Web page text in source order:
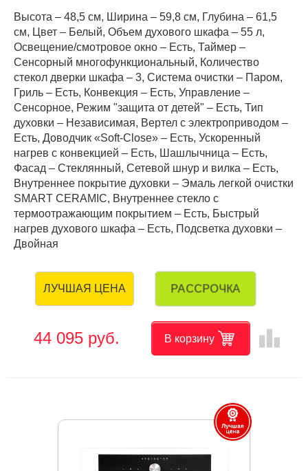
Высота – 48,5 см, Ширина – 59,8 см, Глубина – 61,5
см, Цвет – Белый, Объем духового шкафа – 55 л,
Освещение/смотровое окно – Есть, Таймер –
Сенсорный многофункциональный, Количество
стекол дверки шкафа – 3, Система очистки – Паром,
Гриль – Есть, Конвекция – Есть, Управление –
Сенсорное, Режим "защита от детей" – Есть, Тип
духовки – Независимая, Вертел с электроприводом –
Есть, Доводчик «Soft-Close» – Есть, Ускоренный
нагрев с конвекцией – Есть, Шашлычница – Есть,
Фасад – Стеклянный, Сетевой шнур и вилка – Есть,
Внутреннее покрытие духовки – Эмаль легкой очистки
SMART CERAMIC, Внутреннее стекло с
термоотражающим покрытием – Есть, Быстрый
нагрев духового шкафа – Есть, Подсветка духовки –
Двойная
ЛУЧШАЯ ЦЕНА РАССРОЧКА
44 095 руб. В корзину leaderboard